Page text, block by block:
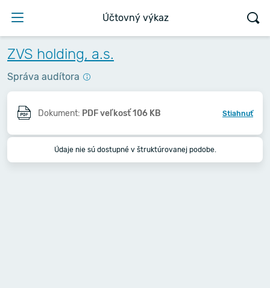
Účtovný výkaz
ZVS holding, a.s.
Správa audítora
Dokument: PDF veľkosť 106 KB Stiahnuť
Údaje nie sú dostupné v štruktúrovanej podobe.